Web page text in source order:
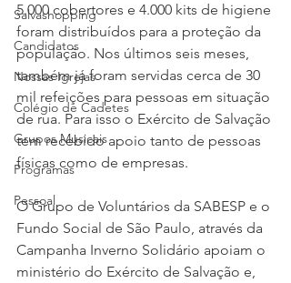
Salvashopping
Candidatos
Nossas Igrejas
Colégio de Cadetes
Grupos Musicais
Programas
Pessoal
5.000 cobertores e 4.000 kits de higiene
foram distribuídos para a proteção da
população. Nos últimos seis meses,
também já foram servidas cerca de 30
mil refeições para pessoas em situação
de rua. Para isso o Exército de Salvação
tem recebido apoio tanto de pessoas
físicas como de empresas.
O Grupo de Voluntários da SABESP e o
Fundo Social de São Paulo, através da
Campanha Inverno Solidário apoiam o
ministério do Exército de Salvação e,